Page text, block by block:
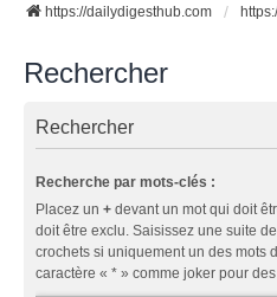
https://dailydigesthub.com
Rechercher
Rechercher
Recherche par mots-clés :
Placez un + devant un mot qui doit
doit être exclu. Saisissez une suite
crochets si uniquement un des mots
caractère « * » comme joker pour